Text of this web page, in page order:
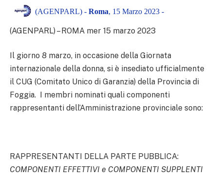
(AGENPARL) - Roma, 15 Marzo 2023 -
(AGENPARL) – ROMA mer 15 marzo 2023
Il giorno 8 marzo, in occasione della Giornata
internazionale della donna, si è insediato ufficialmente
il CUG (Comitato Unico di Garanzia) della Provincia di
Foggia. I membri nominati quali componenti
rappresentanti dell’Amministrazione provinciale sono:
RAPPRESENTANTI DELLA PARTE PUBBLICA:
COMPONENTI EFFETTIVI e COMPONENTI SUPPLENTI